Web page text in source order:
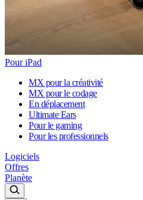
Pour iPad
MX pour la créativité
MX pour le codage
En déplacement
Ultimate Ears
Pour le gaming
Pour les professionnels
Logiciels
Offres
Planète